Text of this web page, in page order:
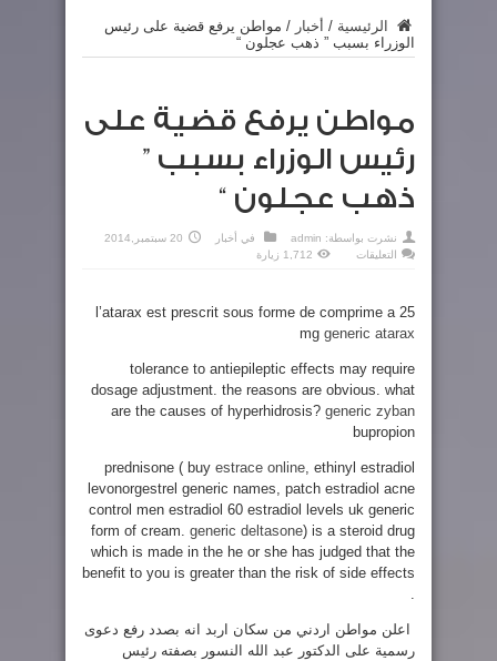
الرئيسية / أخبار / مواطن يرفع قضية على رئيس
الوزراء بسبب ” ذهب عجلون “
مواطن يرفع قضية على
رئيس الوزراء بسبب ”
ذهب عجلون “
نشرت بواسطة: admin في أخبار
20 سبتمبر,2014
التعليقات
رئيس
بسبب
ذهب
عجلون
“
1,712 زيارة
l’atarax est prescrit sous forme de comprime a 25
mg generic atarax
tolerance to antiepileptic effects may require
dosage adjustment. the reasons are obvious. what
are the causes of hyperhidrosis? generic zyban
bupropion
prednisone ( buy estrace online, ethinyl estradiol
levonorgestrel generic names, patch estradiol acne
control men estradiol 60 estradiol levels uk generic
form of cream. generic deltasone) is a steroid drug
which is made in the he or she has judged that the
benefit to you is greater than the risk of side effects
.
اعلن مواطن اردني من سكان اربد انه بصدد رفع دعوى
رسمية على الدكتور عبد الله النسور بصفته رئيس